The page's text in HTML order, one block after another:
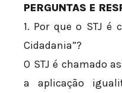
PERGUNTAS E
1. Por que o STJ é
Cidadania”?
O STJ é chamado
a aplicação